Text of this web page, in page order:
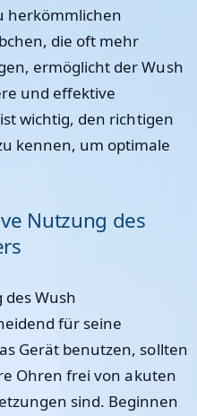
herkömmlichen
die oft mehr
ermöglicht der Wush
und effektive
wichtig, den richtigen
kennen, um optimale
Nutzung des
Wush
für seine
Gerät benutzen, sollten
Ohren frei von akuten
sind. Beginnen